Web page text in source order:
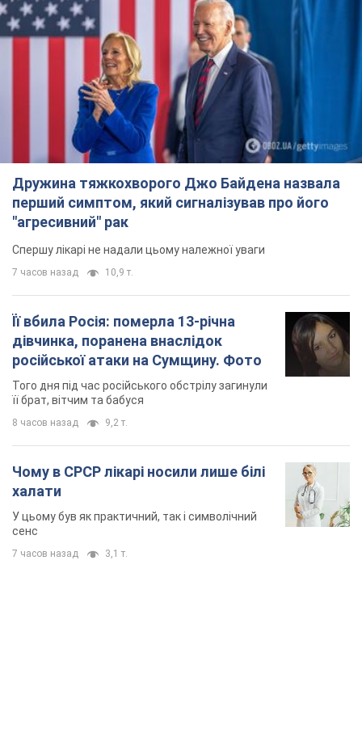
Дружина тяжкохворого Джо Байдена назвала
перший симптом, який сигналізував про його
"агресивний" рак
Спершу лікарі не надали цьому належної уваги
7 часов назад 10,9 т.
Її вбила Росія: померла 13-річна
дівчинка, поранена внаслідок
російської атаки на Сумщину. Фото
Того дня під час російського обстрілу загинули
її брат, вітчим та бабуся
8 часов назад 9,2 т.
Чому в СРСР лікарі носили лише білі
халати
У цьому був як практичний, так і символічний
сенс
7 часов назад 3,1 т.